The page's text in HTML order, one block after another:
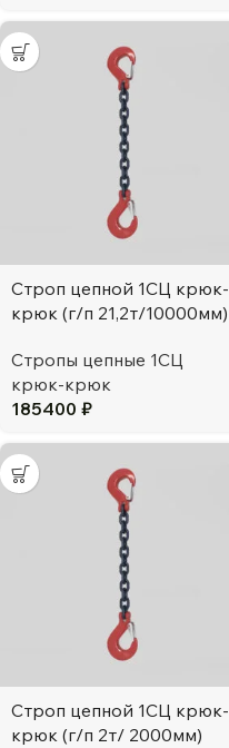
Строп цепной 1СЦ крюк-
крюк (г/п 21,2т/10000мм)
Стропы цепные 1СЦ
крюк-крюк
185400 ₽
Строп цепной 1СЦ крюк-
крюк (г/п 2т/ 2000мм)